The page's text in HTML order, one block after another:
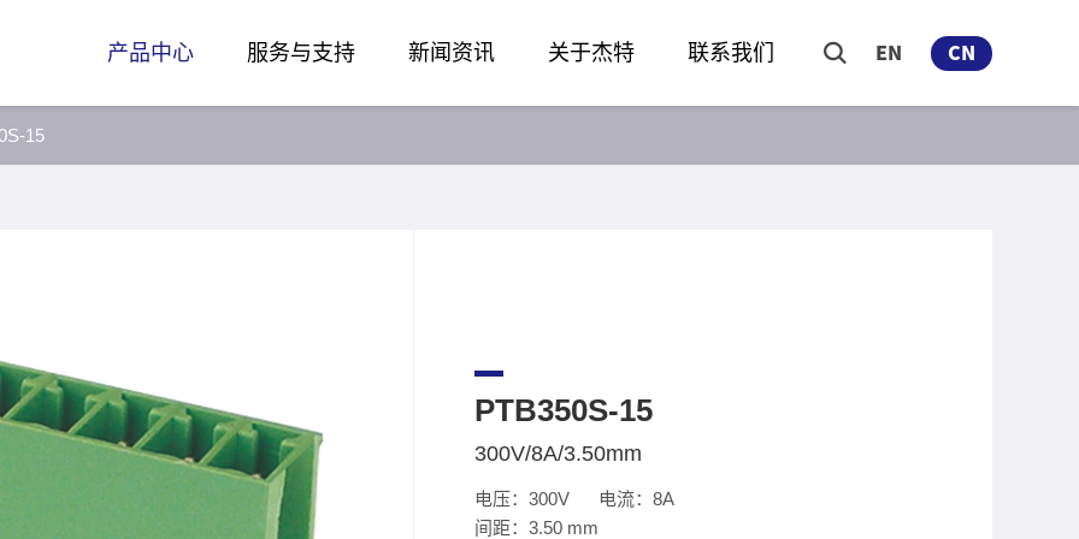
EN CN
产品中心 服务与支持 新闻资讯 关于杰特 联系我们
15
PTB350S-15
300V/8A/3.50mm
电压：300V 电流：8A
间距：3.50 mm